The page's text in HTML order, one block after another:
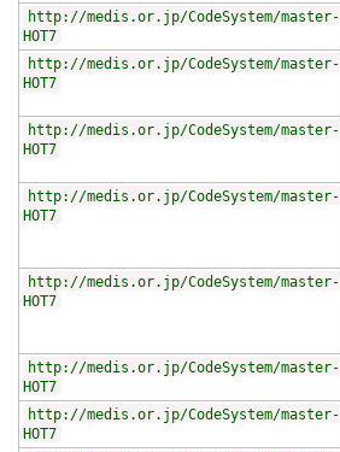
http://medis.or.jp/CodeSystem/master-
HOT7
http://medis.or.jp/CodeSystem/master-
HOT7
http://medis.or.jp/CodeSystem/master-
HOT7
http://medis.or.jp/CodeSystem/master-
HOT7
http://medis.or.jp/CodeSystem/master-
HOT7
http://medis.or.jp/CodeSystem/master-
HOT7
http://medis.or.jp/CodeSystem/master-
HOT7